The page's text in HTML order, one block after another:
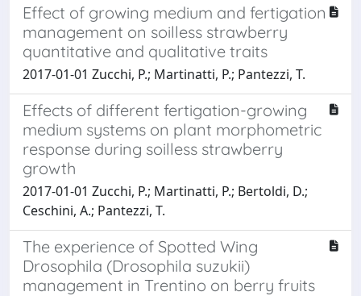
Effect of growing medium and fertigation
management on soilless strawberry
quantitative and qualitative traits
2017-01-01 Zucchi, P.; Martinatti, P.; Pantezzi, T.
Effects of different fertigation-growing
medium systems on plant morphometric
response during soilless strawberry
growth
2017-01-01 Zucchi, P.; Martinatti, P.; Bertoldi, D.;
Ceschini, A.; Pantezzi, T.
The experience of Spotted Wing
Drosophila (Drosophila suzukii)
management in Trentino on berry fruits